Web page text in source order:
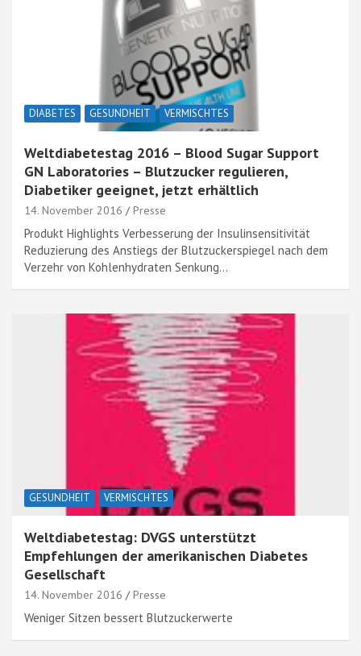
DIABETES GESUNDHEIT VERMISCHTES
Weltdiabetestag 2016 – Blood Sugar Support
GN Laboratories – Blutzucker regulieren,
Diabetiker geeignet, jetzt erhältlich
14. November 2016 Presse
Produkt Highlights Verbesserung der Insulinsensitivität
Reduzierung des Anstiegs der Blutzuckerspiegel nach dem
Verzehr von Kohlenhydraten Senkung…
GESUNDHEIT VERMISCHTES
Weltdiabetestag: DVGS unterstützt
Empfehlungen der amerikanischen Diabetes
Gesellschaft
14. November 2016 Presse
Weniger Sitzen bessert Blutzuckerwerte